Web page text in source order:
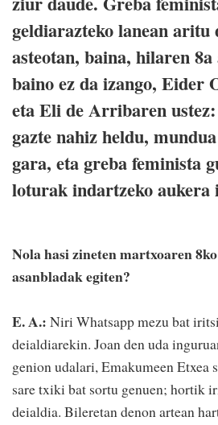
geldiarazteko lanean aritu
asteotan, baina, hilaren
baino ez da izango, Eider
eta Eli de Arribaren
gazte nahiz heldu,
gara, eta greba feminista
loturak indartzeko aukera
Nola hasi zineten martxoaren
asanbladak egiten?
E. A.: Niri Whatsapp mezu bat
deialdiarekin. Joan den uda
genion udalari, Emakumeen Etxea
sare txiki bat sortu genuen; hortik
deialdia. Bileretan denon artean